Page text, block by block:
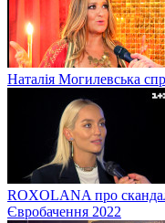
Наталія Могилевська
ROXOLANA про
Євробачення 2022